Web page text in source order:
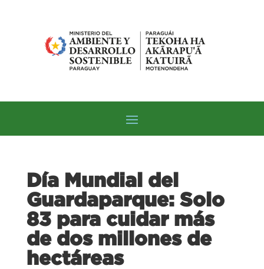
Día Mundial del
Guardaparque: Solo
83 para cuidar más
de dos millones de
hectáreas